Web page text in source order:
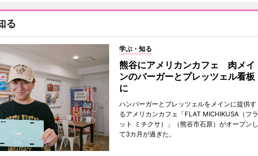
る
学ぶ・知る
熊谷にアメリカンカフェ 肉メイ
ンのバーガーとプレッツェル看板
に
ハンバーガーとプレッツェルをメインに提供す
るアメリカンカフェ「FLAT MICHIKUSA（フラ
ット ミチクサ）」（熊谷市石原）がオープンし
て3カ月が過ぎた。